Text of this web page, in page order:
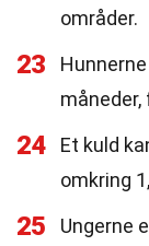
områder.
23
måneder,
24
Et kuld
omkring
25 Ungerne